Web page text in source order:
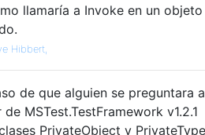
llamaría a Invoke en un objeto
Hibbert,
de que alguien se preguntara a
MSTest.TestFramework v1.2.1
PrivateObject y PrivateType